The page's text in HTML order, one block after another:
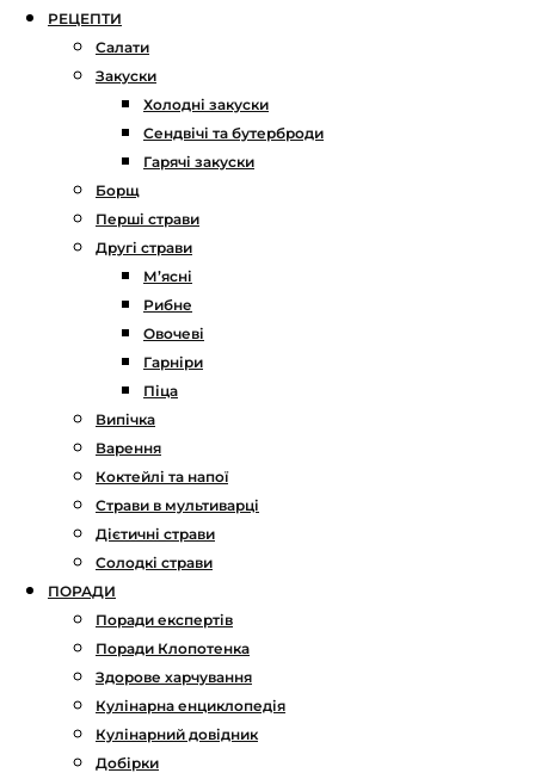
РЕЦЕПТИ
Салати
Закуски
Холодні закуски
Сендвічі та бутерброди
Гарячі закуски
Борщ
Перші страви
Другі страви
М’ясні
Рибне
Овочеві
Гарніри
Піца
Випічка
Варення
Коктейлі та напої
Страви в мультиварці
Дієтичні страви
Солодкі страви
ПОРАДИ
Поради експертів
Поради Клопотенка
Здорове харчування
Кулінарна енциклопедія
Кулінарний довідник
Добірки